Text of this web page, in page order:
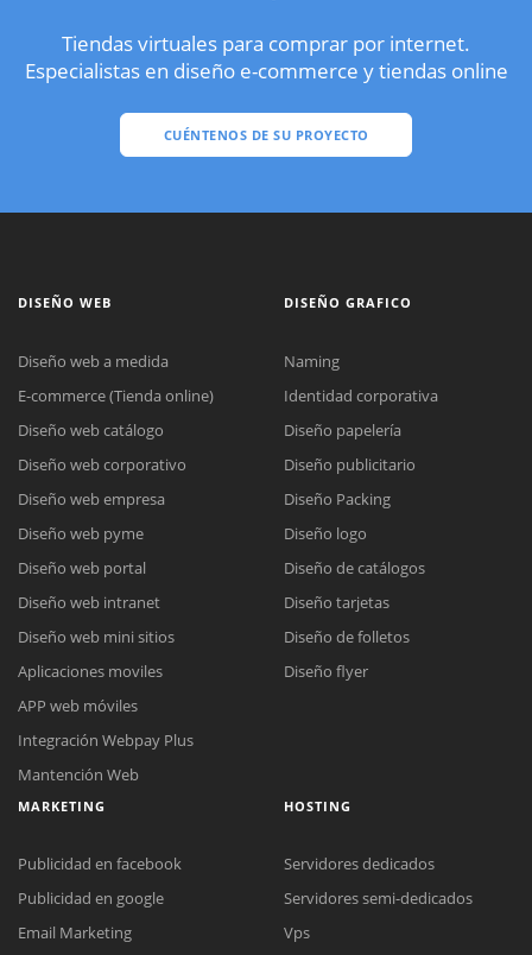
Tiendas virtuales para comprar por internet.
Especialistas en diseño e-commerce y tiendas online
CUÉNTENOS DE SU PROYECTO
DISEÑO WEB
Diseño web a medida
E-commerce (Tienda online)
Diseño web catálogo
Diseño web corporativo
Diseño web empresa
Diseño web pyme
Diseño web portal
Diseño web intranet
Diseño web mini sitios
Aplicaciones moviles
APP web móviles
Integración Webpay Plus
Mantención Web
DISEÑO GRAFICO
Naming
Identidad corporativa
Diseño papelería
Diseño publicitario
Diseño Packing
Diseño logo
Diseño de catálogos
Diseño tarjetas
Diseño de folletos
Diseño flyer
MARKETING
Publicidad en facebook
Publicidad en google
Email Marketing
HOSTING
Servidores dedicados
Servidores semi-dedicados
Vps